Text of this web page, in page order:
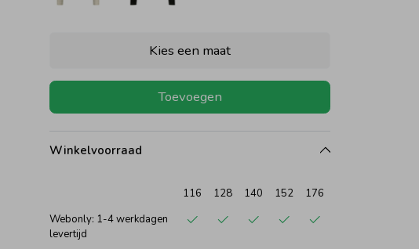
Kies een maat
Toevoegen
Winkelvoorraad
116 128 140 152
176
Webonly: 1-4 werkdagen
levertijd